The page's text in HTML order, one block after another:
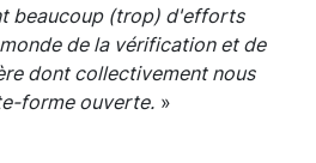
beaucoup (trop) d'efforts
de la vérification et de
dont collectivement nous
forme ouverte. »